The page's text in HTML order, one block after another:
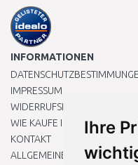
Ihre
INFORMATIONEN
IMPRESSUM
WIDERRUFSRECHT
WIE KAUFE ICH EIN?
KONTAKT
ALLGEMEINEN